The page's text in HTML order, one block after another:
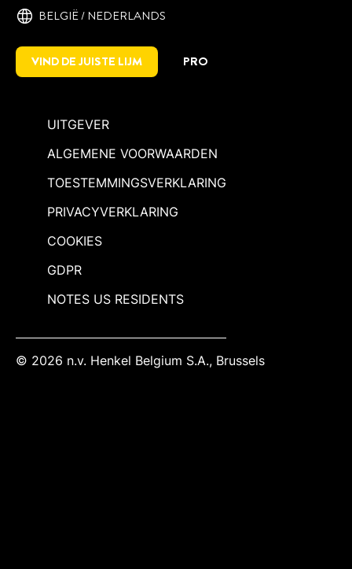
BELGIË / NEDERLANDS
VIND DE JUISTE LIJM PRO
UITGEVER
ALGEMENE VOORWAARDEN
TOESTEMMINGSVERKLARING
PRIVACYVERKLARING
COOKIES
GDPR
NOTES US RESIDENTS
© 2026 n.v. Henkel Belgium S.A., Brussels